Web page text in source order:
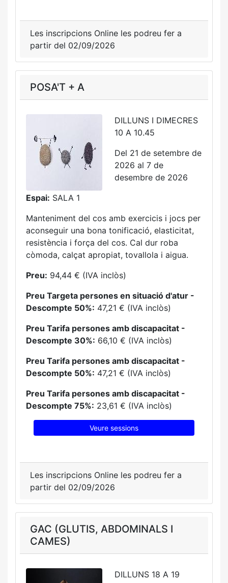
Les inscripcions Online les podreu fer a
partir del 02/09/2026
POSA'T + A
DILLUNS I DIMECRES
10 A 10.45
Del 21 de setembre de
2026 al 7 de
desembre de 2026
Espai: SALA 1
Manteniment del cos amb exercicis i jocs per
aconseguir una bona tonificació, elasticitat,
resistència i força del cos. Cal dur roba
còmoda, calçat apropiat, tovallola i aigua.
Preu: 94,44 € (IVA inclòs)
Preu Targeta persones en situació d'atur -
Descompte 50%: 47,21 € (IVA inclòs)
Preu Tarifa persones amb discapacitat -
Descompte 30%: 66,10 € (IVA inclòs)
Preu Tarifa persones amb discapacitat -
Descompte 50%: 47,21 € (IVA inclòs)
Preu Tarifa persones amb discapacitat -
Descompte 75%: 23,61 € (IVA inclòs)
Veure sessions
Les inscripcions Online les podreu fer a
partir del 02/09/2026
GAC (GLUTIS, ABDOMINALS I
CAMES)
DILLUNS 18 A 19